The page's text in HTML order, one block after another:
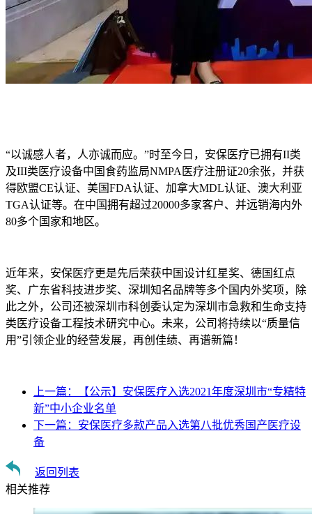
“以诚感人者，人亦诚而应。”时至今日，安保医疗已拥有II类
及III类医疗设备中国食药监局NMPA医疗注册证20余张，并获
得欧盟CE认证、美国FDA认证、加拿大MDL认证、澳大利亚
TGA认证等。在中国拥有超过20000多家客户、并远销海内外
80多个国家和地区。
近年来，安保医疗更是先后荣获中国设计红星奖、德国红点
奖、广东省科技进步奖、深圳知名品牌等多个国内外奖项，除
此之外，公司还被深圳市科创委认定为深圳市急救和生命支持
类医疗设备工程技术研究中心。未来，公司将持续以“质量信
用”引领企业的经营发展，再创佳绩、再谱新篇！
上一篇：
【公示】安保医疗入选2021年度深圳市“专精特
新”中小企业名单
下一篇： 安保医疗多款产品入选第八批优秀国产医疗设
备
返回列表
相关推荐